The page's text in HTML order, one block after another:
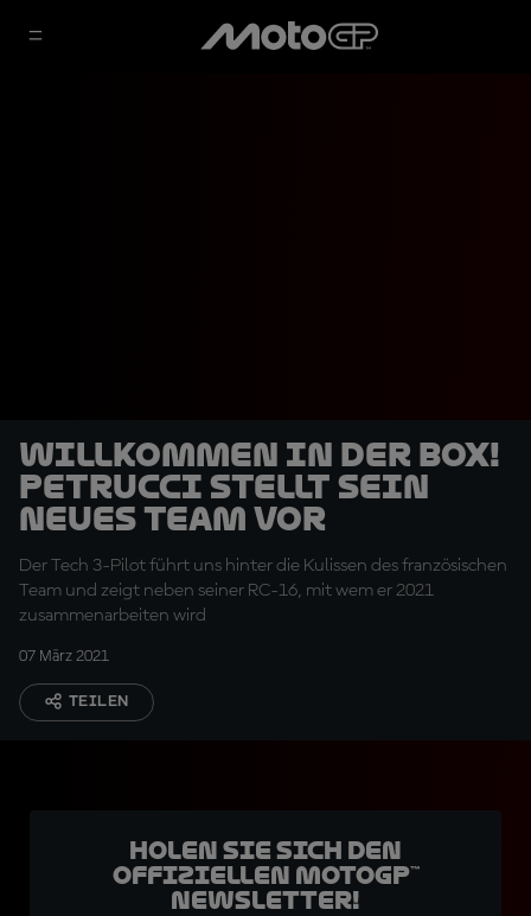
Willkommen in der Box!
Petrucci stellt sein
neues Team vor
Der Tech 3-Pilot führt uns hinter die Kulissen des französischen
Team und zeigt neben seiner RC-16, mit wem er 2021
zusammenarbeiten wird
07 März 2021
TEILEN
Holen Sie sich den
offiziellen MotoGP™
Newsletter!